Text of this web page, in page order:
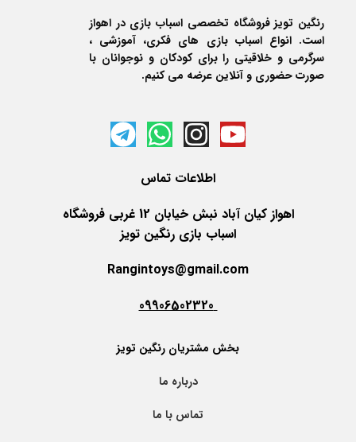
رنگین تویز فروشگاه تخصصی اسباب بازی در اهواز
است. انواع اسباب بازی های فکری، آموزشی ،
سرگرمی و خلاقیتی را برای کودکان و نوجوانان با
صورت حضوری و آنلاین عرضه می کنیم.
اطلاعات تماس
اهواز کیان آباد نبش خیابان 12 غربی فروشگاه
اسباب بازی رنگین تویز
Rangintoys@gmail.com
09906502320
بخش مشتریان رنگین تویز
درباره ما
تماس با ما